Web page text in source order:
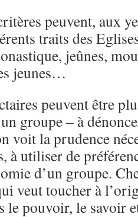
peuvent, aux
traits des
jeûnes,
jeunes…
peuvent être
groupe – à
voit la prudence
à utiliser de
d’un groupe.
veut toucher à
le pouvoir, le savoir